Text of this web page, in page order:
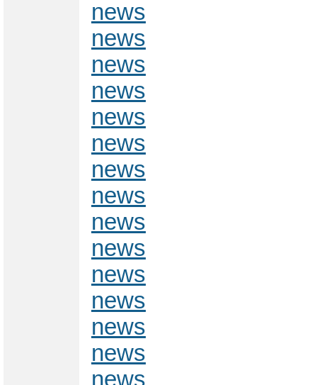
news
news
news
news
news
news
news
news
news
news
news
news
news
news
news